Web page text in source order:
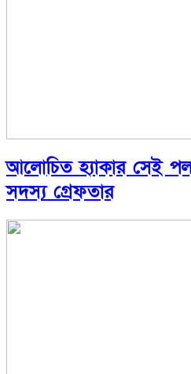
আলোচিত হ্যাকার সেই
সদস্য গ্রেফতার